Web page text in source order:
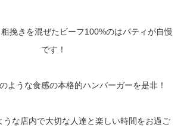
挽きを混ぜたビーフ100%のはパティが自慢
です！
ような食感の本格的ハンバーガーを是非！
うな店内で大切な人達と楽しい時間をお過ご